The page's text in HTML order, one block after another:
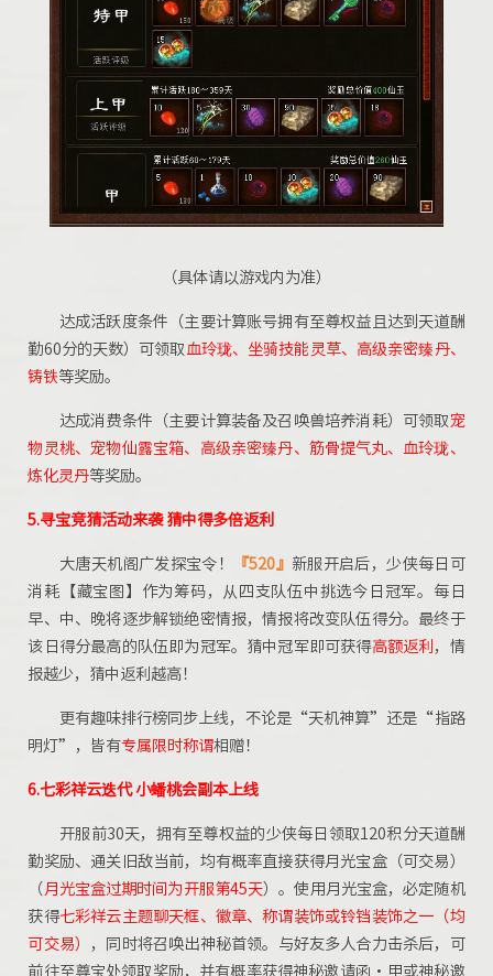
（具体请以游戏内为准）
达成活跃度条件（主要计算账号拥有至尊权益且达到天道酬
勤60分的天数）可领取血玲珑、坐骑技能灵草、高级亲密臻丹、
铸铁等奖励。
达成消费条件（主要计算装备及召唤兽培养消耗）可领取宠
物灵桃、宠物仙露宝箱、高级亲密臻丹、筋骨提气丸、血玲珑、
炼化灵丹等奖励。
5.寻宝竞猜活动来袭 猜中得多倍返利
大唐天机阁广发探宝令！
『520』 新服开启后，少侠每日可
消耗【藏宝图】作为筹码，从四支队伍中挑选今日冠军。每日
早、中、晚将逐步解锁绝密情报，情报将改变队伍得分。最终于
该日得分最高的队伍即为冠军。猜中冠军即可获得高额返利，情
报越少，猜中返利越高！
更有趣味排行榜同步上线，不论是“天机神算”还是“指路
明灯”，皆有专属限时称谓相赠！
6.七彩祥云迭代小蟠桃会副本上线
开服前30天，拥有至尊权益的少侠每日领取120积分天道酬
勤奖励、通关旧敌当前，均有概率直接获得月光宝盒（可交易）
（月光宝盒过期时间为开服第45天）。使用月光宝盒，必定随机
获得七彩祥云主题聊天框、徽章、称谓装饰或铃铛装饰之一 （均
可交易） ，同时将召唤出神秘首领。与好友多人合力击杀后，可
前往至尊宝处领取奖励，并有概率获得神秘邀请函·甲或神秘邀